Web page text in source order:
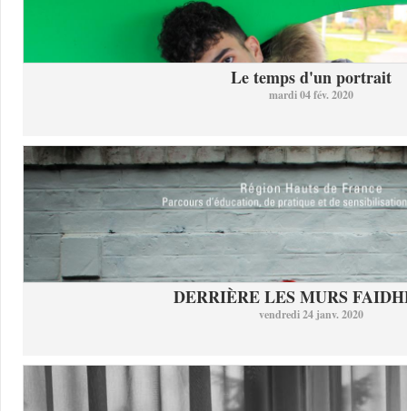
Le temps d'un portrait
mardi 04 fév. 2020
DERRIÈRE LES MURS
vendredi 24 janv. 2020